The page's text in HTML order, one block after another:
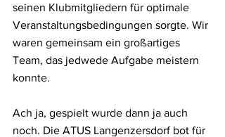
seinen Klubmitgliedern für optimale
Veranstaltungsbedingungen sorgte. Wir
waren gemeinsam ein großartiges
Team, das jedwede Aufgabe meistern
konnte.
Ach ja, gespielt wurde dann ja auch
noch. Die ATUS Langenzersdorf bot für